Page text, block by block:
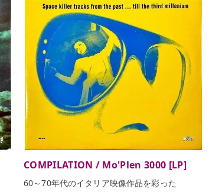
COMPILATION / Mo'Plen 3000 [LP]
60～70年代のイタリア映像作品を彩った